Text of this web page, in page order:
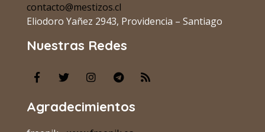
contacto@mestizos.cl
Eliodoro Yañez 2943, Providencia – Santiago
Nuestras Redes
Agradecimientos